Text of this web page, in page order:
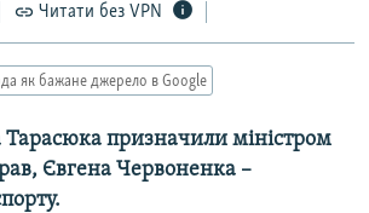
Читати без VPN
як бажане джерело в Google
Тарасюка призначили міністром
Євгена Червоненка –